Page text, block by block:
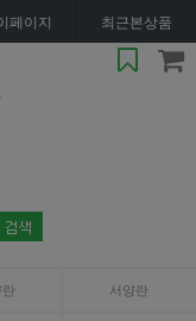
페이지 최근본상품
서양란